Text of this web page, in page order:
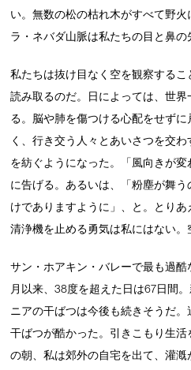
い。無数の松の枯れ木がすべて野
ラ・ネバダ山脈は私たちの目と鼻の
私たちは抜け目なく空を観察する
読み取るのだ。日によっては、世
る。脳や肺を傷つける心配をせず
く、行き交う人々とあいさつを交
を紡ぐようになった。「風向きが
に告げる。あるいは、「粉塵が舞
けでありますように」、と。とり
清浄機を止める勇気は私にはない。
サン・ホアキン・バレーで最も過
月以来、38度を超えた日は67日間
ニアの干ばつは今後も続きそうだ
干ばつが酷かった。引きこもり生活
の朝、私は郊外の自宅を出て、灌